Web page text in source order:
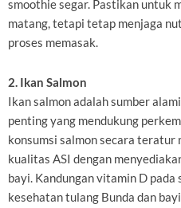
smoothie segar. Pastikan untuk
matang, tetapi tetap menjaga
proses memasak.
2. Ikan Salmon
Ikan salmon adalah sumber
penting yang mendukung
konsumsi salmon secara teratur
kualitas ASI dengan
bayi. Kandungan vitamin D pada
kesehatan tulang Bunda dan